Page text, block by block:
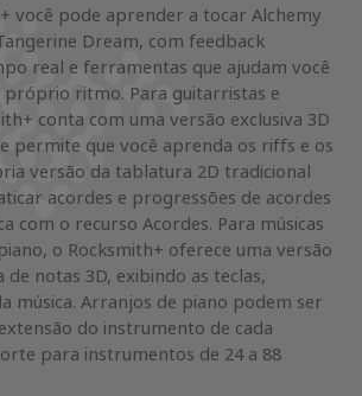
você pode aprender a tocar Alchemy
Dream, com feedback
real e ferramentas que ajudam você
próprio ritmo. Para guitarristas e
conta com uma versão exclusiva 3D
permite que você aprenda os riffs e os
versão da tablatura 2D tradicional
acordes e progressões de acordes
com o recurso Acordes. Para músicas
o Rocksmith+ oferece uma versão
notas 3D, exibindo as teclas,
música. Arranjos de piano podem ser
do instrumento de cada
para instrumentos de 24 a 88